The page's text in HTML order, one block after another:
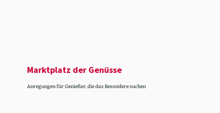
Markt­platz der Genüsse
Anregungen für Genießer, die das Besondere suchen